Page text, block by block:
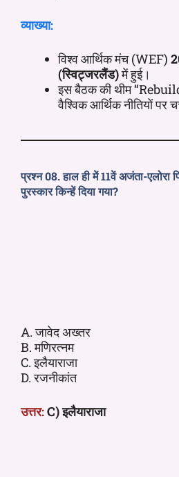
व्याख्या:
विश्व आर्थिक मंच (WEF)
(स्विट्जरलैंड)में हुई।
इस बैठक की थीम
वैश्विक आर्थिक नीतियों पर
प्रश्न 08. हाल ही में 11वें अजंता-एलोरा
पुरस्कार किन्हें दिया गया?
A. जावेद अख्तर
B. मणिरत्नम
C. इलैयाराजा
D. रजनीकांत
उत्तर:C) इलैयाराजा